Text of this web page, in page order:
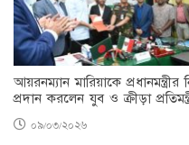
আয়রনম্যান মারিয়াকে
প্রদান করলেন যুব ও ক্রীড়া
০৯/০৩/২০২৬